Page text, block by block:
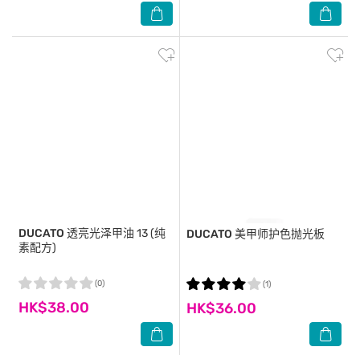
DUCATO 透亮光泽甲油 13 (纯
素配方)
HK$38.00
(0)
DUCATO 美甲师护色抛光板
HK$36.00
(1)